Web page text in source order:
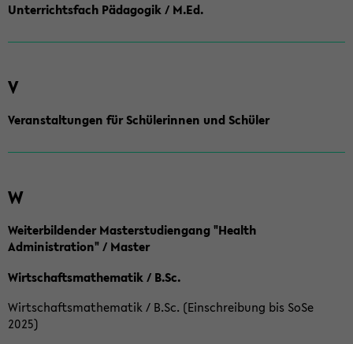
Unterrichtsfach Pädagogik / M.Ed.
V
Veranstaltungen für Schülerinnen und Schüler
W
Weiterbildender Masterstudiengang "Health
Administration" / Master
Wirtschaftsmathematik / B.Sc.
Wirtschaftsmathematik / B.Sc. (Einschreibung bis SoSe
2025)